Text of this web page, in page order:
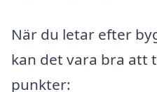
När du letar efter
kan det vara bra att
punkter: